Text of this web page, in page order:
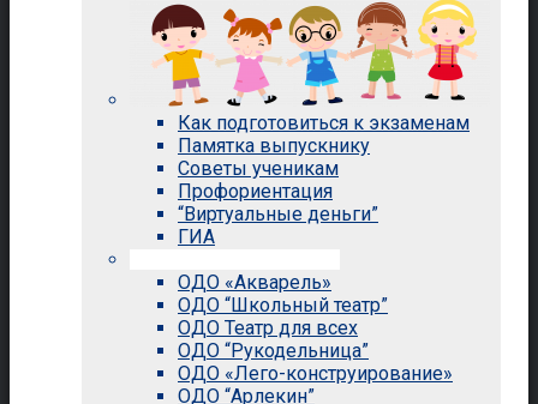
Как подготовиться к экзаменам
Памятка выпускнику
Советы ученикам
Профориентация
“Виртуальные деньги”
ГИА
ОДО «Акварель»
ОДО “Школьный театр”
ОДО Театр для всех
ОДО “Рукодельница”
ОДО «Лего-конструирование»
ОДО “Арлекин”